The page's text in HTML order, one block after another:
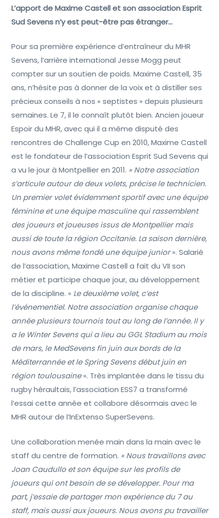
L’apport de Maxime Castell et son association Esprit
Sud Sevens n’y est peut-être pas étranger…
Pour sa première expérience d’entraîneur du MHR
Sevens, l’arrière international Jesse Mogg peut
compter sur un soutien de poids. Maxime Castell, 35
ans, n’hésite pas à donner de la voix et à distiller ses
précieux conseils à nos « septistes » depuis plusieurs
semaines. Le 7, il le connaît plutôt bien. Ancien joueur
Espoir du MHR, avec qui il a même disputé des
rencontres de Challenge Cup en 2010, Maxime Castell
est le fondateur de l’association Esprit Sud Sevens qui
a vu le jour à Montpellier en 2011. « Notre association
s’articule autour de deux volets, précise le technicien.
Un premier volet évidemment sportif avec une équipe
féminine et une équipe masculine qui rassemblent
des joueurs et joueuses issus de Montpellier mais
aussi de toute la région Occitanie. La saison dernière,
nous avons même fondé une équipe junior». Salarié
de l’association, Maxime Castell a fait du VII son
métier et participe chaque jour, au développement
de la discipline. « Le deuxième volet, c’est
l’événementiel. Notre association organise chaque
année plusieurs tournois tout au long de l’année. Il y
a le Winter Sevens qui a lieu au GGL Stadium au mois
de mars, le MedSevens fin juin aux bords de la
Méditerrannée et le Spring Sevens début juin en
région toulousaine». Très implantée dans le tissu du
rugby héraultais, l’association ESS7 a transformé
l’essai cette année et collabore désormais avec le
MHR autour de l’InExtenso SuperSevens.
Une collaboration menée main dans la main avec le
staff du centre de formation. « Nous travaillons avec
Joan Caudullo et son équipe sur les profils de
joueurs qui ont besoin de se développer. Pour ma
part, j’essaie de partager mon expérience du 7 au
staff, mais aussi aux joueurs. Nous avons pu travailler